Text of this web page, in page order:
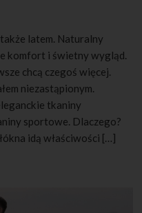
także latem. Naturalny
komfort i świetny wygląd.
chcą czegoś więcej.
niezastąpionym.
tkaniny
sportowe. Dlaczego?
idą właściwości […]